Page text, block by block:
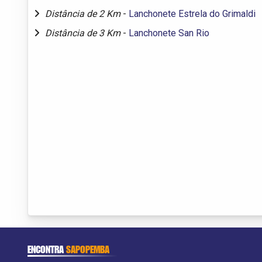
Distância de 2 Km - Lanchonete Estrela do Grimaldi
Distância de 3 Km - Lanchonete San Rio
ENCONTRASAPOPEMBA